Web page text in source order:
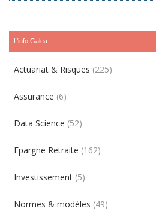
L’info Galea
Actuariat & Risques (225)
Assurance (6)
Data Science (52)
Epargne Retraite (162)
Investissement (5)
Normes & modèles (49)